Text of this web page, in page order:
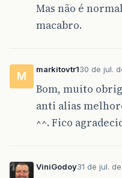
Mas não é
macabro.
M
markitovtr130 de jul.
Bom, muito
anti alias
^^. Fico
ViniGodoy31 de jul.